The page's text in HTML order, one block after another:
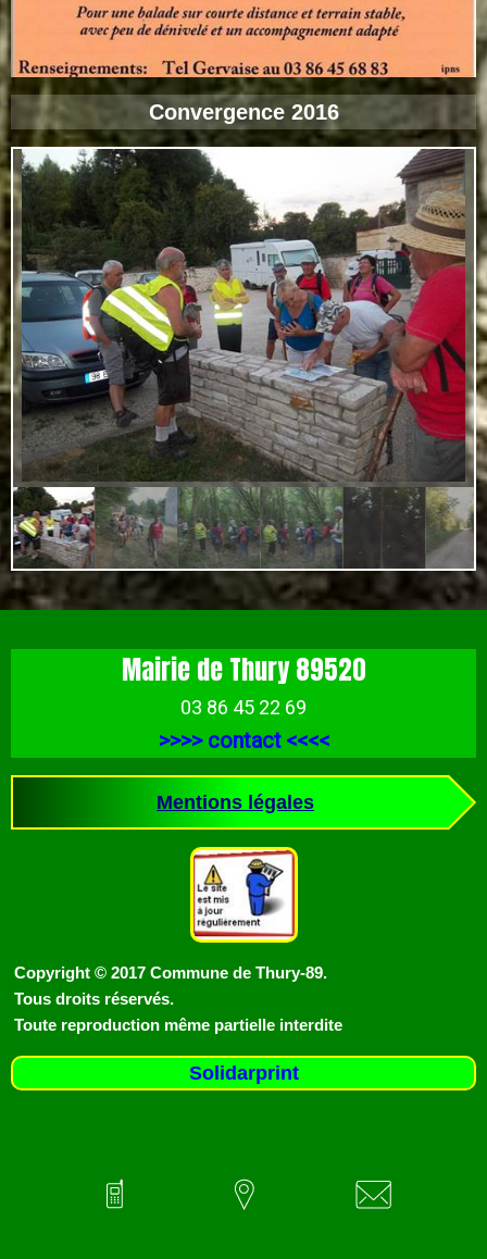
Convergence 2016
Mairie de Thury 89520
03 86 45 22 69
>>>> contact <<<<
Mentions légales
Copyright © 2017 Commune de Thury-89.
Tous droits réservés.
Toute reproduction même partielle interdite
Solidarprint